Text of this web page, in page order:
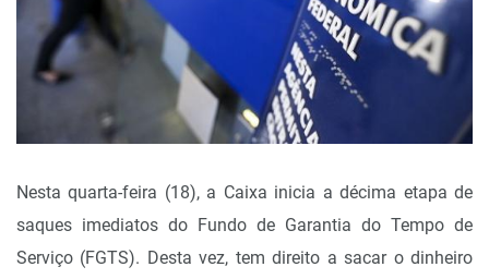
Nesta quarta-feira (18), a Caixa inicia a décima etapa de
saques imediatos do Fundo de Garantia do Tempo de
Serviço (FGTS). Desta vez, tem direito a sacar o dinheiro